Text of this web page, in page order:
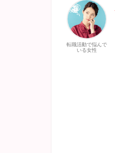
転職活動で悩んで
いる女性